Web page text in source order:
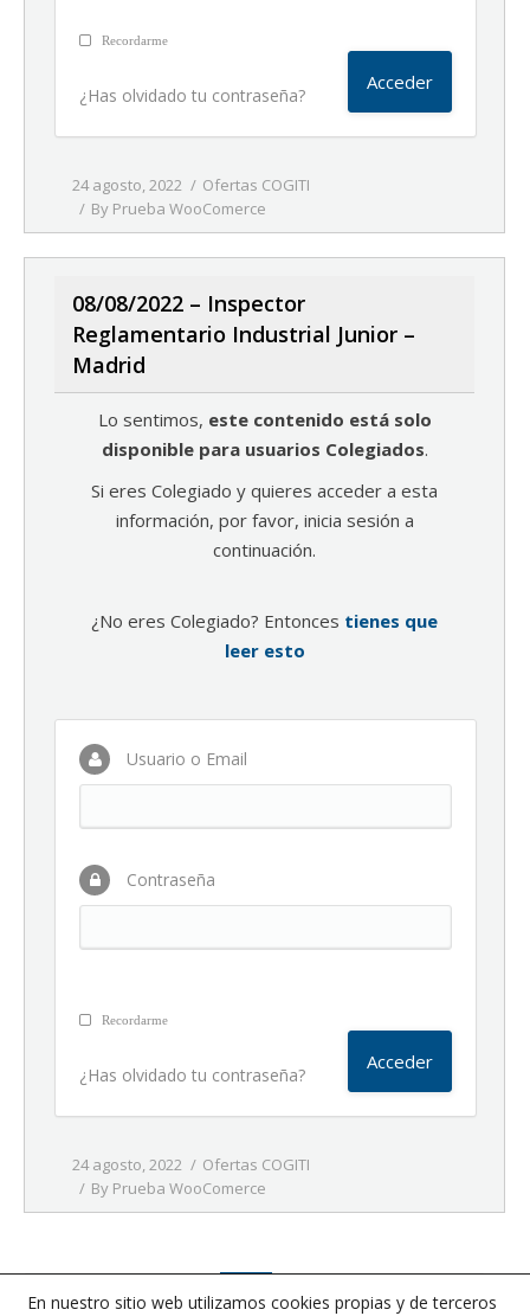
Recordarme
¿Has olvidado tu contraseña?
24 agosto, 2022
Ofertas COGITI
By Prueba WooComerce
08/08/2022 – Inspector
Reglamentario Industrial Junior –
Madrid
Lo sentimos, este contenido está solo
disponible para usuarios Colegiados.
Si eres Colegiado y quieres acceder a esta
información, por favor, inicia sesión a
continuación.
¿No eres Colegiado? Entonces tienes que
leer esto
Usuario o Email
Contraseña
Recordarme
¿Has olvidado tu contraseña?
24 agosto, 2022
Ofertas COGITI
By Prueba WooComerce
1 … 66 67 68 69 70 … 363
En nuestro sitio web utilizamos cookies propias y de terceros